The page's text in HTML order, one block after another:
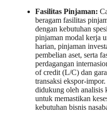
Fasilitas Pinjaman:
beragam fasilitas
dengan kebutuhan
pinjaman modal kerja
harian, pinjaman
pembelian aset, serta
perdagangan
of credit (L/C) dan
transaksi ekspor-
didukung oleh analisis
untuk memastikan
kebutuhan bisnis